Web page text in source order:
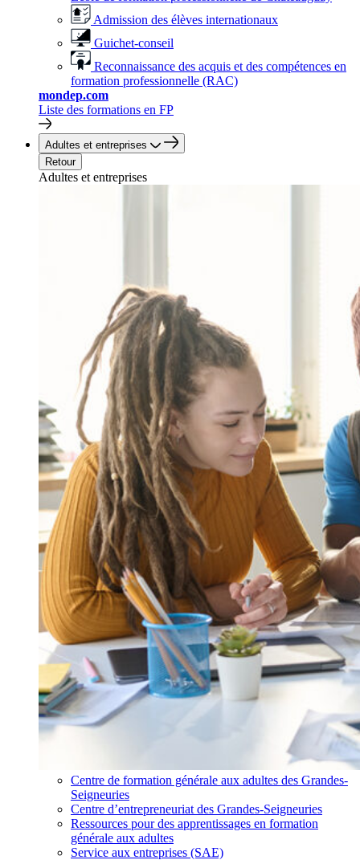
Admission des élèves internationaux
Guichet-conseil
Reconnaissance des acquis et des compétences en
formation professionnelle (RAC)
mondep.com
Liste des formations en FP
Adultes et entreprises
Retour
Adultes et entreprises
Centre de formation générale aux adultes des Grandes-
Seigneuries
Centre d’entrepreneuriat des Grandes-Seigneuries
Ressources pour des apprentissages en formation
générale aux adultes
Service aux entreprises (SAE)